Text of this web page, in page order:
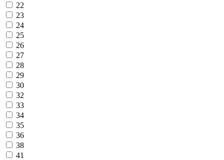
22
23
24
25
26
27
28
29
30
32
33
34
35
36
38
41